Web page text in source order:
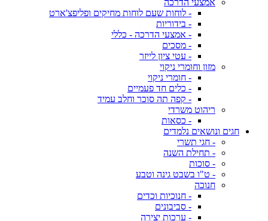
אמצעי הדרכה
- לוחות שעם לוחות מחיקים ופליפצ'ארט
- בידוריות
- אמצעי הדרכה - כללי
- מסכים
- עטי ציון לייזר
מזון וחומרי ניקוי
- חומרי ניקוי
- כלים חד פעמיים
- קפה תה סוכר וחלב עמיד
ריהוט משרדי
- כסאות
חגים ונושאים נלמדים
- חגי תשרי
- תחילת השנה
- סוכות
- ט"ו בשבט גינה וטבע
חנוכה
- חנוכיות וכדים
- סביבונים
- ערכות יצירה